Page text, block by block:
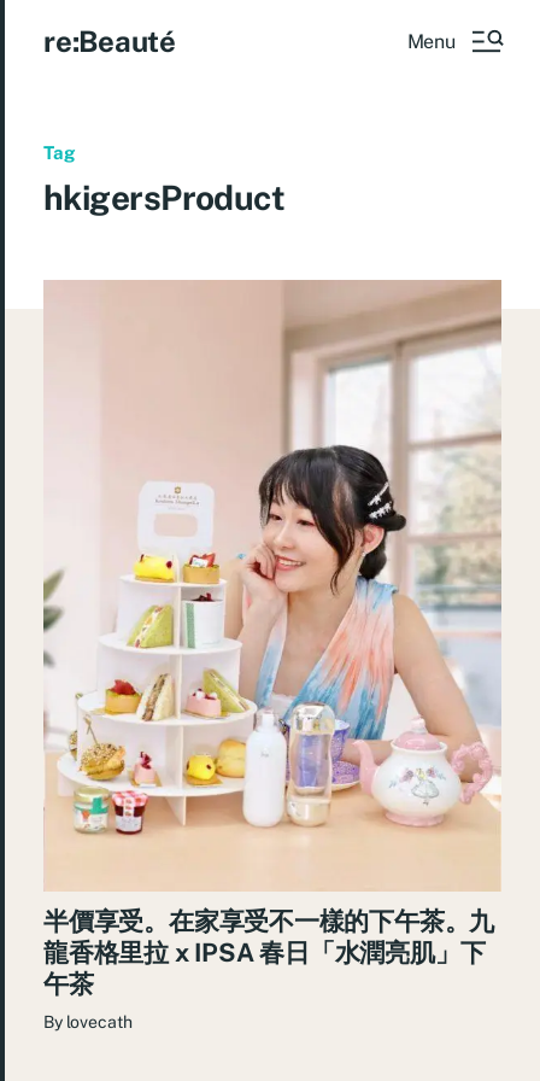
re:Beauté Menu
Tag
hkigersProduct
半價享受。在家享受不一樣的下午茶。九
龍香格里拉 x IPSA 春日「水潤亮肌」下
午茶
By lovecath